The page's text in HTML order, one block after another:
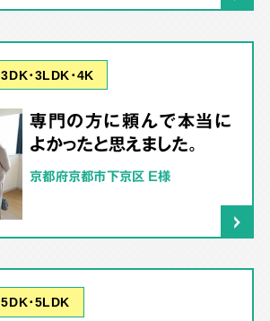
3DK･3LDK･4K
専門の方に頼んで本当に
よかったと思えました。
京都府京都市下京区 E様
5DK･5LDK